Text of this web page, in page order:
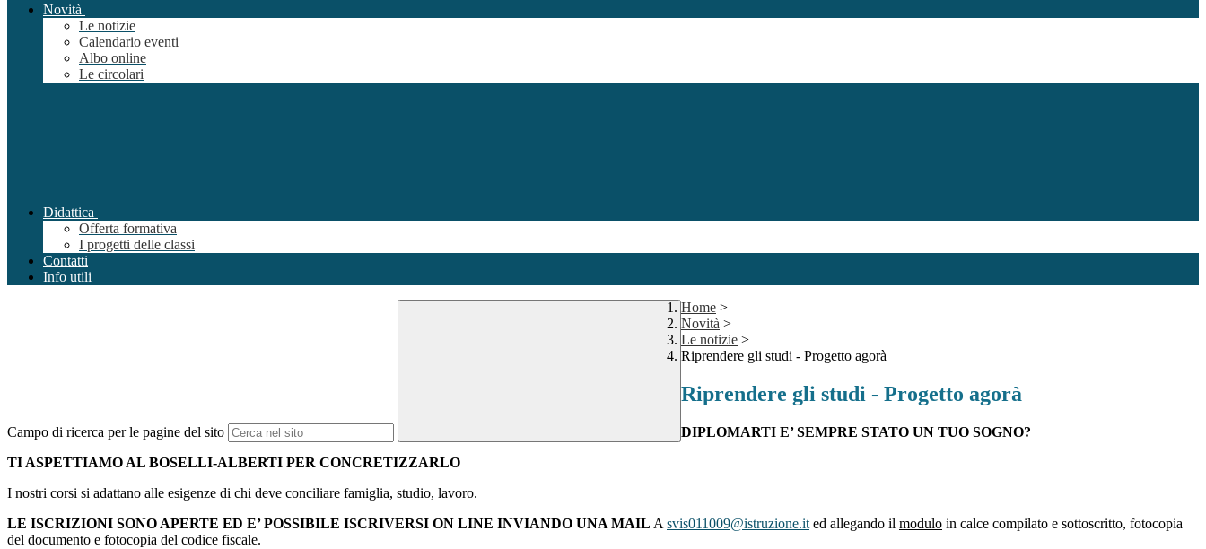
Novità
Le notizie
Calendario eventi
Albo online
Le circolari
Didattica
Offerta formativa
I progetti delle classi
Contatti
Info utili
Campo di ricerca per le pagine del sito
Home >
Novità >
Le notizie >
Riprendere gli studi - Progetto agorà
Riprendere gli studi - Progetto agorà
DIPLOMARTI E’ SEMPRE STATO UN TUO SOGNO?
TI ASPETTIAMO AL BOSELLI-ALBERTI PER CONCRETIZZARLO
I nostri corsi si adattano alle esigenze di chi deve conciliare famiglia, studio, lavoro.
LE ISCRIZIONI SONO APERTE ED E’ POSSIBILE ISCRIVERSI ON LINE INVIANDO UNA MAIL A svis011009@istruzione.it ed allegando il modulo in calce compilato e sottoscritto, fotocopia
del documento e fotocopia del codice fiscale.